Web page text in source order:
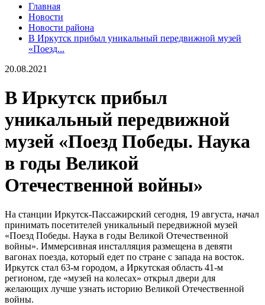
Главная
Новости
Новости района
В Иркутск прибыл уникальный передвижной музей
«Поезд...
20.08.2021
В Иркутск прибыл
уникальный передвижной
музей «Поезд Победы. Наука
в годы Великой
Отечественной войны»
На станции Иркутск-Пассажирский сегодня, 19 августа, начал
принимать посетителей уникальный передвижной музей
«Поезд Победы. Наука в годы Великой Отечественной
войны». Иммерсивная инсталляция размещена в девяти
вагонах поезда, который едет по стране с запада на восток.
Иркутск стал 63-м городом, а Иркутская область 41-м
регионом, где «музей на колесах» открыл двери для
желающих лучше узнать историю Великой Отечественной
войны.